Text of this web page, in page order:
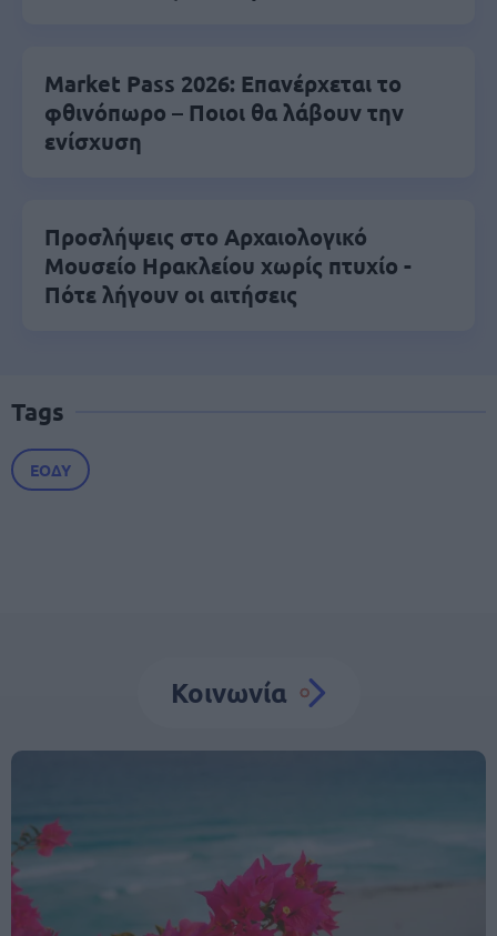
Market Pass 2026: Επανέρχεται το
φθινόπωρο – Ποιοι θα λάβουν την
ενίσχυση
Προσλήψεις στο Αρχαιολογικό
Μουσείο Ηρακλείου χωρίς πτυχίο -
Πότε λήγουν οι αιτήσεις
Tags
ΕΟΔΥ
Κοινωνία